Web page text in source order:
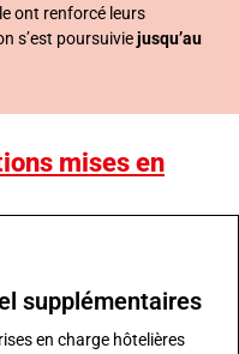
ont renforcé leurs
s’est poursuiviejusqu’au
mises en
supplémentaires
en charge hôtelières